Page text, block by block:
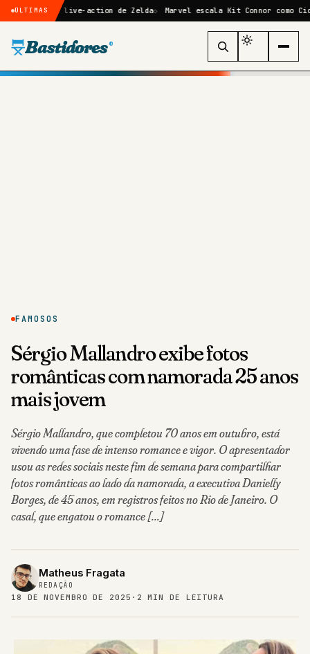
ÚLTIMAS
filme live-action de Zelda Marvel escala Kit Connor como Ciclope no
Bastidores ®
FAMOSOS
Sérgio Mallandro exibe fotos
românticas com namorada 25 anos
mais jovem
Sérgio Mallandro, que completou 70 anos em outubro, está
vivendo uma fase de intenso romance e vigor. O apresentador
usou as redes sociais neste fim de semana para compartilhar
fotos românticas ao lado da namorada, a executiva Danielly
Borges, de 45 anos, em registros feitos no Rio de Janeiro. O
casal, que engatou o romance […]
Matheus Fragata
REDAÇÃO
18 DE NOVEMBRO DE 2025 · 2 MIN DE LEITURA